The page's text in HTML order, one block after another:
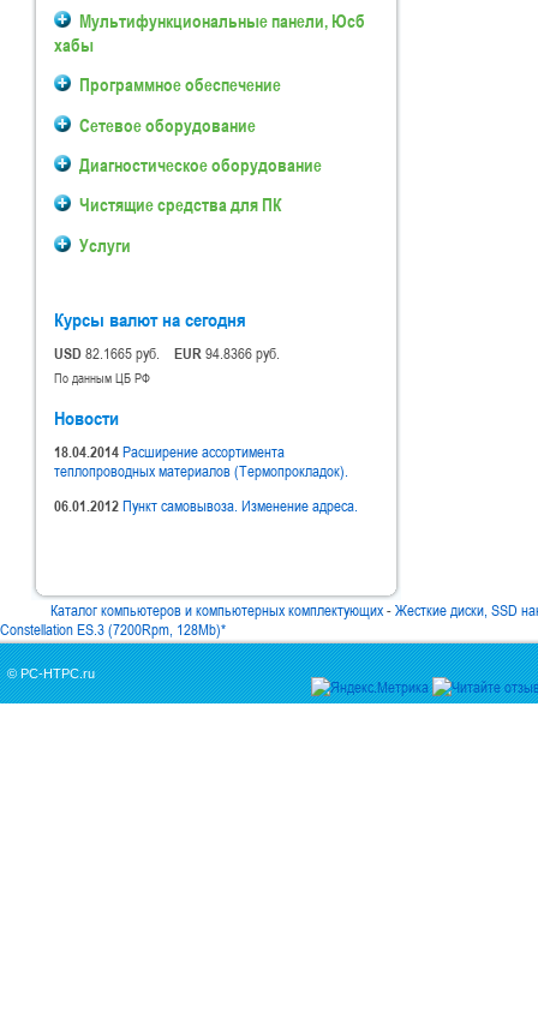
Мультифункциональные панели, Юсб
хабы
Программное обеспечение
Сетевое оборудование
Диагностическое оборудование
Чистящие средства для ПК
Услуги
Курсы валют на сегодня
USD82.1665 руб. EUR94.8366 руб.
По данным ЦБ РФ
Новости
18.04.2014Расширение ассортимента
теплопроводных материалов (Термопрокладок).
06.01.2012Пункт самовывоза. Изменение адреса.
Каталог компьютеров и компьютерных комплектующих-Жесткие диски, SSD
Constellation ES.3 (7200Rpm, 128Mb)*
© PC-HTPC.ru